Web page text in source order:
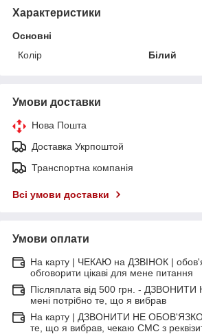
Характеристики
Основні
Колір
Білий
Умови доставки
Нова Пошта
Доставка Укрпоштой
Транспортна компанія
Всі умови доставки
Умови оплати
На карту | ЧЕКАЮ на ДЗВІНОК |
обговорити цікаві для мене питання
Післяплата від 500 грн. -
мені потрібно те, що я вибрав
На карту | ДЗВОНИТИ НЕ
те, що я вибрав, чекаю СМС з